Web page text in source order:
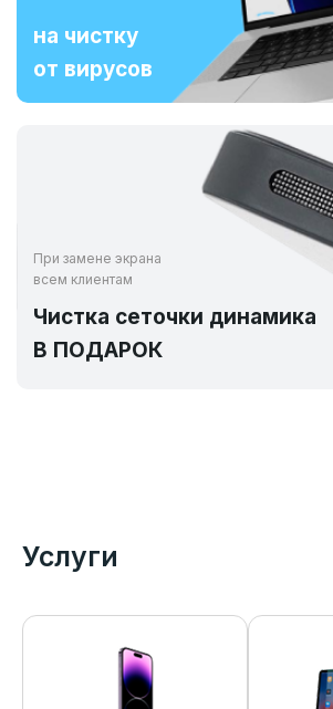
на чистку
от вирусов
При замене экрана
всем клиентам
Чистка сеточки динамика
В ПОДАРОК
Услуги